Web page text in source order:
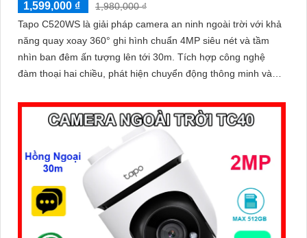
1,599,000 ₫
1,980,000 ₫
Tapo C520WS là giải pháp camera an ninh ngoài trời với khả
năng quay xoay 360° ghi hình chuẩn 4MP siêu nét và tầm
nhìn ban đêm ấn tượng lên tới 30m. Tích hợp công nghệ
đàm thoại hai chiều, phát hiện chuyển động thông minh và
bất cứ đâu